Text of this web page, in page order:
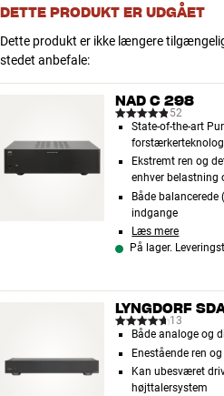
Find Butik
Kundeservice
DETTE PRODUKT ER UDGÅET
Dette produkt er ikke længere
stedet anbefale:
NAD C 298
52
State-of-the-art
Ekstremt ren og
enhver belastning
Både balancerede
indgange
Læs mere
På lager.
LYNGDORF
13
Både analoge og
Enestående ren
Kan ubesværet
højttalersystem